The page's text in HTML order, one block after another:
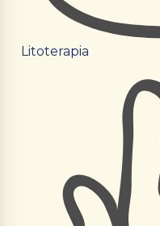
Litoterapia